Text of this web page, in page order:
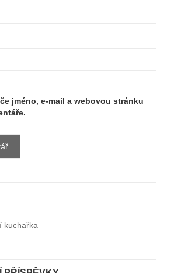
jméno, e-mail a webovou stránku
kuchařka